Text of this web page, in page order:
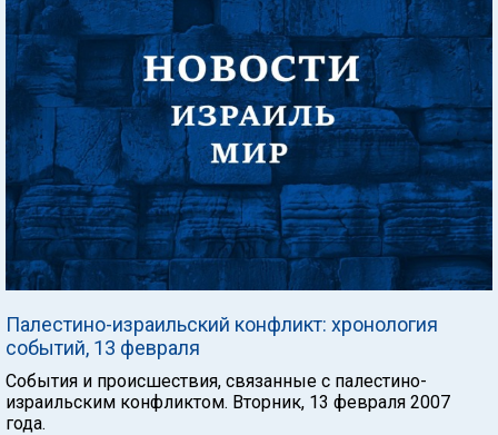
Палестино-израильский конфликт: хронология
событий, 13 февраля
События и происшествия, связанные с палестино-
израильским конфликтом. Вторник, 13 февраля 2007
года.